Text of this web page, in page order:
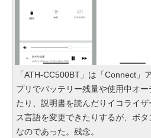
「ATH-CC500BT」は「Connect」
プリでバッテリー残量や使用中オ
たり、説明書を読んだりイコライ
ス言語を変更できたりするが、ボ
なのであった。残念。